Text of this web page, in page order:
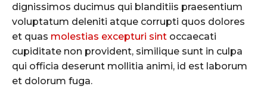
dignissimos ducimus qui blanditiis praesentium
voluptatum deleniti atque corrupti quos dolores
et quas molestias excepturi sint occaecati
cupiditate non provident, similique sunt in culpa
qui officia deserunt mollitia animi, id est laborum
et dolorum fuga.